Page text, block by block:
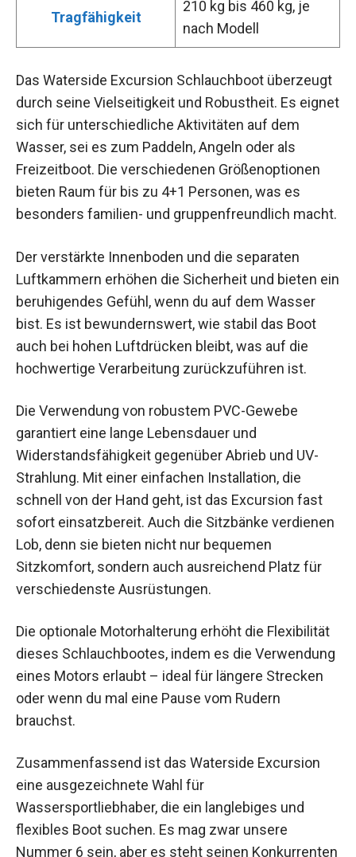
Tragfähigkeit
210 kg bis 460 kg, je
nach Modell
Das Waterside Excursion Schlauchboot überzeugt
durch seine Vielseitigkeit und Robustheit. Es eignet
sich für unterschiedliche Aktivitäten auf dem
Wasser, sei es zum Paddeln, Angeln oder als
Freizeitboot. Die verschiedenen Größenoptionen
bieten Raum für bis zu 4+1 Personen, was es
besonders familien- und gruppenfreundlich macht.
Der verstärkte Innenboden und die separaten
Luftkammern erhöhen die Sicherheit und bieten ein
beruhigendes Gefühl, wenn du auf dem Wasser
bist. Es ist bewundernswert, wie stabil das Boot
auch bei hohen Luftdrücken bleibt, was auf die
hochwertige Verarbeitung zurückzuführen ist.
Die Verwendung von robustem PVC-Gewebe
garantiert eine lange Lebensdauer und
Widerstandsfähigkeit gegenüber Abrieb und UV-
Strahlung. Mit einer einfachen Installation, die
schnell von der Hand geht, ist das Excursion fast
sofort einsatzbereit. Auch die Sitzbänke verdienen
Lob, denn sie bieten nicht nur bequemen
Sitzkomfort, sondern auch ausreichend Platz für
verschiedenste Ausrüstungen.
Die optionale Motorhalterung erhöht die Flexibilität
dieses Schlauchbootes, indem es die Verwendung
eines Motors erlaubt – ideal für längere Strecken
oder wenn du mal eine Pause vom Rudern
brauchst.
Zusammenfassend ist das Waterside Excursion
eine ausgezeichnete Wahl für
Wassersportliebhaber, die ein langlebiges und
flexibles Boot suchen. Es mag zwar unsere
Nummer 6 sein, aber es steht seinen Konkurrenten